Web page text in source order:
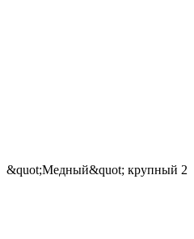
&quot;Медный&quot; крупный 2